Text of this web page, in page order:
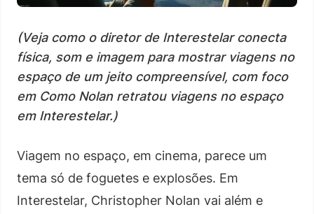
(Veja como o diretor de Interestelar conecta
física, som e imagem para mostrar viagens no
espaço de um jeito compreensível, com foco
em Como Nolan retratou viagens no espaço
em Interestelar.)
Viagem no espaço, em cinema, parece um
tema só de foguetes e explosões. Em
Interestelar, Christopher Nolan vai além e